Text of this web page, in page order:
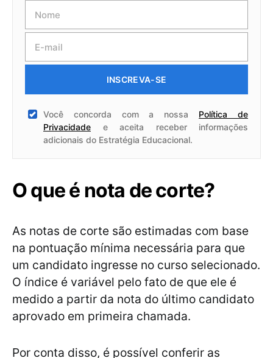
INSCREVA-SE
Você concorda com a nossa Política de
Privacidade e aceita receber informações
adicionais do Estratégia Educacional.
O que é nota de corte?
As notas de corte são estimadas com base
na pontuação mínima necessária para que
um candidato ingresse no curso selecionado.
O índice é variável pelo fato de que ele é
medido a partir da nota do último candidato
aprovado em primeira chamada.
Por conta disso, é possível conferir as